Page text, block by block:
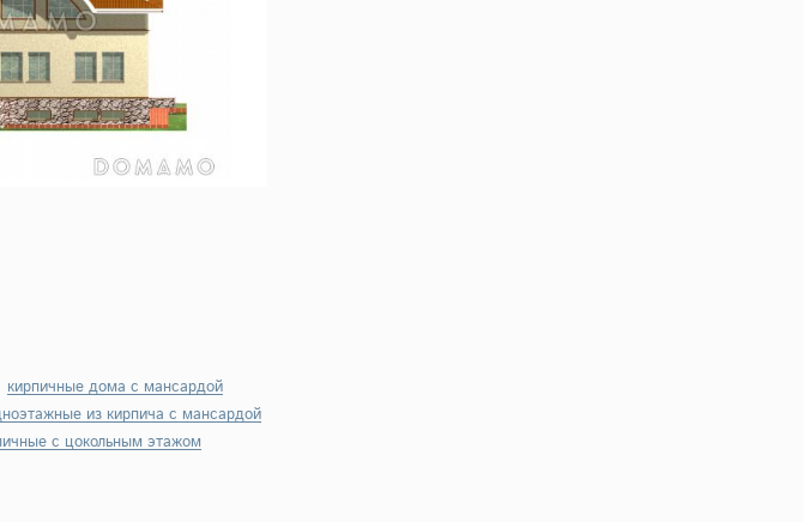
кирпичные дома с мансардой
из кирпича с мансардой
с цокольным этажом